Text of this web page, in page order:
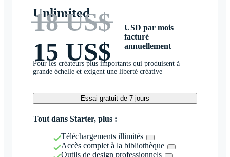
Unlimited
18 US$
15 US$
USD par mois
facturé
annuellement
Pour les créateurs plus importants qui produisent à
grande échelle et exigent une liberté créative
Essai gratuit de 7 jours
Tout dans Starter, plus :
Téléchargements illimités
Accès complet à la bibliothèque
Outils de design professionnels